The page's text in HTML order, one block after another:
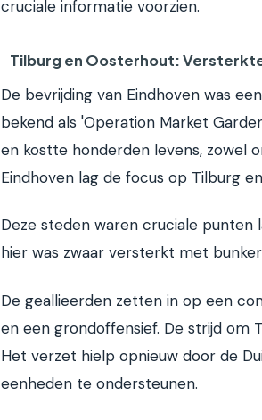
cruciale informatie voorzien.
Tilburg en Oosterhout:
De bevrijding van Eindhoven was
bekend als 'Operation Market
en kostte honderden levens, zowel
Eindhoven lag de focus op Tilburg
Deze steden waren cruciale punten
hier was zwaar versterkt met
De geallieerden zetten in op een
en een grondoffensief. De strijd om
Het verzet hielp opnieuw door de
eenheden te ondersteunen.